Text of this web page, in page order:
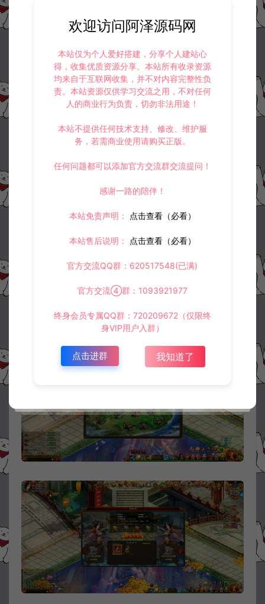
欢迎访问阿泽源码网
本站仅为个人爱好搭建，分享个人建站心
得，收集优质资源分享。本站所有收录资源
均来自于互联网收集，并不对内容完整性负
责。本站资源仅供学习交流之用，不对任何
人的商业行为负责，切勿非法用途！
本站不提供任何技术支持、修改、维护服
务，若需商业使用请购买正版。
任何问题都可以添加官方交流群交流提问！
感谢一路的陪伴！
本站免责声明： 点击查看（必看）
本站售后说明： 点击查看（必看）
官方交流QQ群：620517548(已满)
官方交流④群：1093921977
终身会员专属QQ群：720209672（仅限终
身VIP用户入群）
点击进群 我知道了